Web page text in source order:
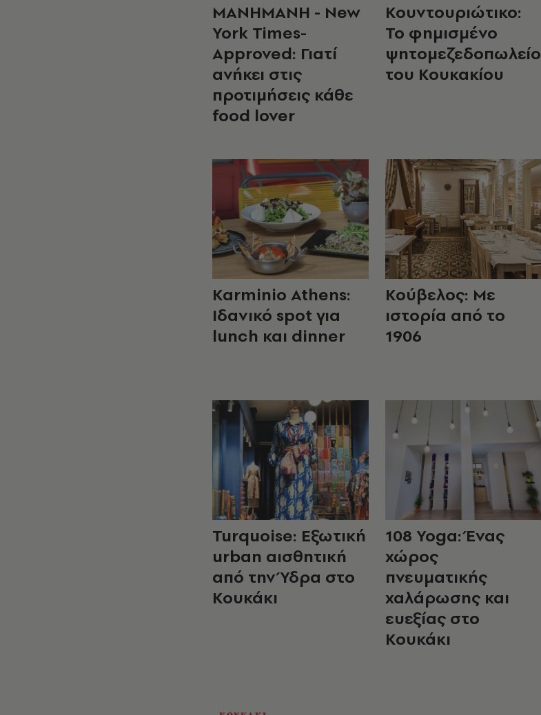
ΜΑΝΗΜΑΝΗ - New
York Times-
Approved: Γιατί
ανήκει στις
προτιμήσεις κάθε
food lover
Κουντουριώτικο:
Το φημισμένο
ψητομεζεδοπωλείο
του Κουκακίου
Karminio Athens:
Ιδανικό spot για
lunch και dinner
Κούβελος: Με
ιστορία από το
1906
Turquoise: Εξωτική
urban αισθητική
από την Ύδρα στο
Κουκάκι
108 Yoga: Ένας
χώρος
πνευματικής
χαλάρωσης και
ευεξίας στο
Κουκάκι